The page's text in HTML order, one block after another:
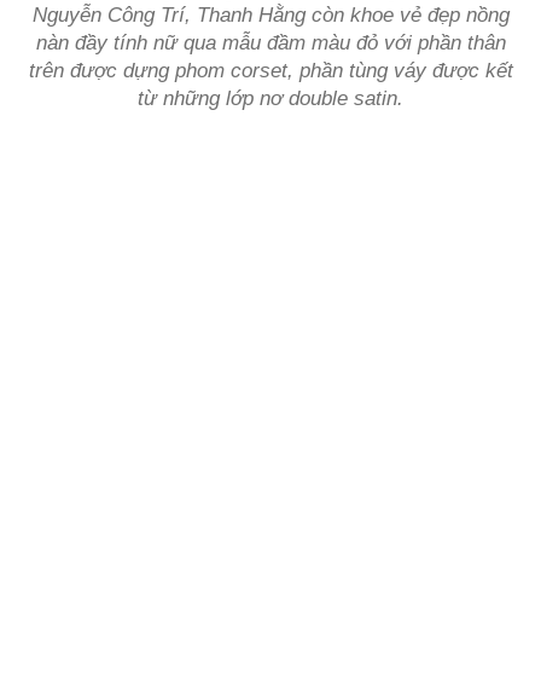
Nguyễn Công Trí, Thanh Hằng còn khoe vẻ đẹp nồng
nàn đầy tính nữ qua mẫu đầm màu đỏ với phần thân
trên được dựng phom corset, phần tùng váy được kết
từ những lớp nơ double satin.